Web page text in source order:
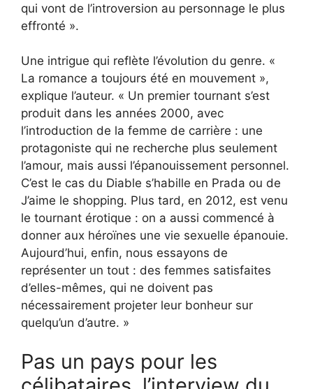
qui vont de l’introversion au personnage le plus
effronté ».
Une intrigue qui reflète l’évolution du genre. «
La romance a toujours été en mouvement »,
explique l’auteur. « Un premier tournant s’est
produit dans les années 2000, avec
l’introduction de la femme de carrière : une
protagoniste qui ne recherche plus seulement
l’amour, mais aussi l’épanouissement personnel.
C’est le cas du Diable s’habille en Prada ou de
J’aime le shopping. Plus tard, en 2012, est venu
le tournant érotique : on a aussi commencé à
donner aux héroïnes une vie sexuelle épanouie.
Aujourd’hui, enfin, nous essayons de
représenter un tout : des femmes satisfaites
d’elles-mêmes, qui ne doivent pas
nécessairement projeter leur bonheur sur
quelqu’un d’autre. »
Pas un pays pour les